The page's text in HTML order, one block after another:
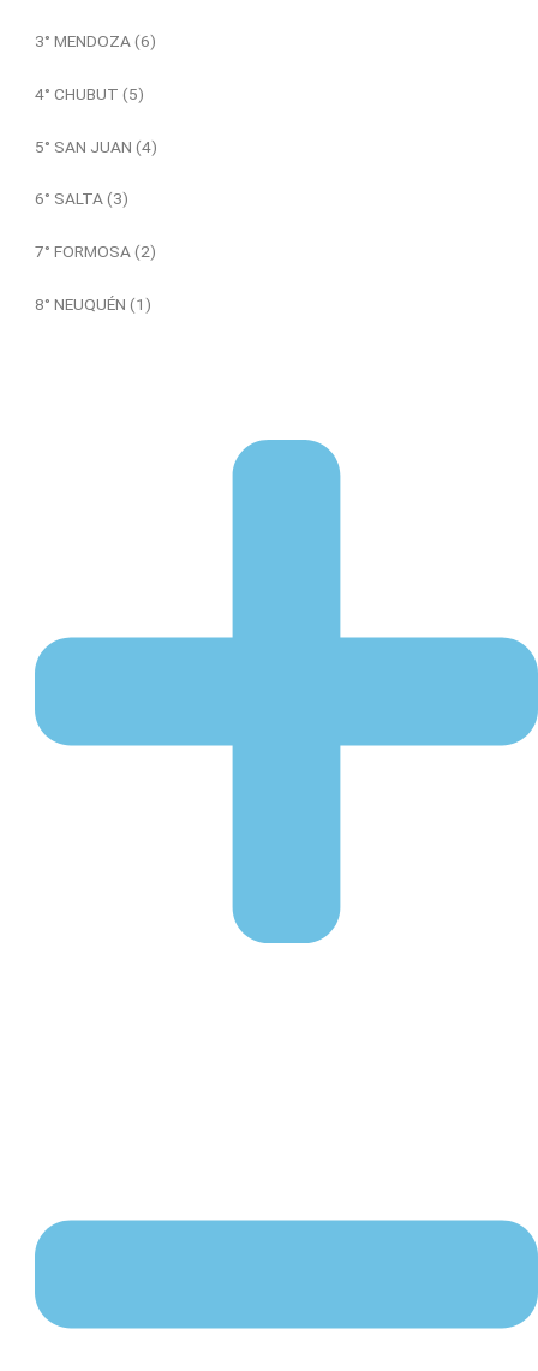
3° MENDOZA (6)
4° CHUBUT (5)
5° SAN JUAN (4)
6° SALTA (3)
7° FORMOSA (2)
8° NEUQUÉN (1)